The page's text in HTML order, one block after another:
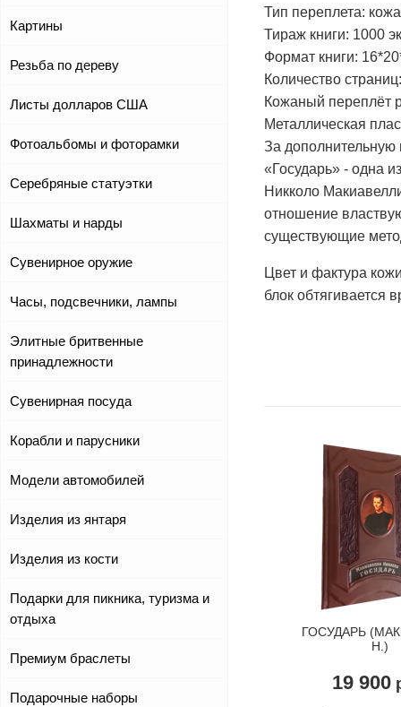
Картины
Резьба по дереву
Листы долларов США
Фотоальбомы и фоторамки
Серебряные статуэтки
Шахматы и нарды
Сувенирное оружие
Часы, подсвечники, лампы
Элитные бритвенные
принадлежности
Сувенирная посуда
Корабли и парусники
Модели автомобилей
Изделия из янтаря
Изделия из кости
Подарки для пикника, туризма и
отдыха
Премиум браслеты
Подарочные наборы
Тип переплета:
Тираж книги: 1000
Формат книги:
Количество
Кожаный переплёт
Металлическая
За дополнительную
«Государь» - одна
Никколо
отношение
существующие
Цвет и фактура
блок обтягивается
ГОСУДАРЬ
Н.)
19 900